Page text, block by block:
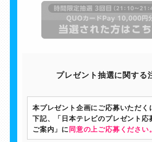
プレゼント抽選に関する
本プレゼント企画にご応募いただく
下記、「日本テレビのプレゼント応
ご案内」に同意の上ご応募ください。